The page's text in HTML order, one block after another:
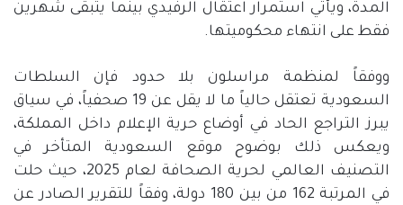
المدة، ويأتي استمرار اعتقال الرفيدي بينما يتبقى شهرين
فقط على انتهاء محكوميتها.
ووفقاً لمنظمة مراسلون بلا حدود فإن السلطات
السعودية تعتقل حالياً ما لا يقل عن
صحفياً، في سياق
يبرز التراجع الحاد في أوضاع حرية الإعلام داخل المملكة،
ويعكس ذلك بوضوح موقع السعودية المتأخر في
التصنيف العالمي لحرية الصحافة لعام
، حيث حلت
في المرتبة
من بين
دولة، وفقاً للتقرير الصادر عن